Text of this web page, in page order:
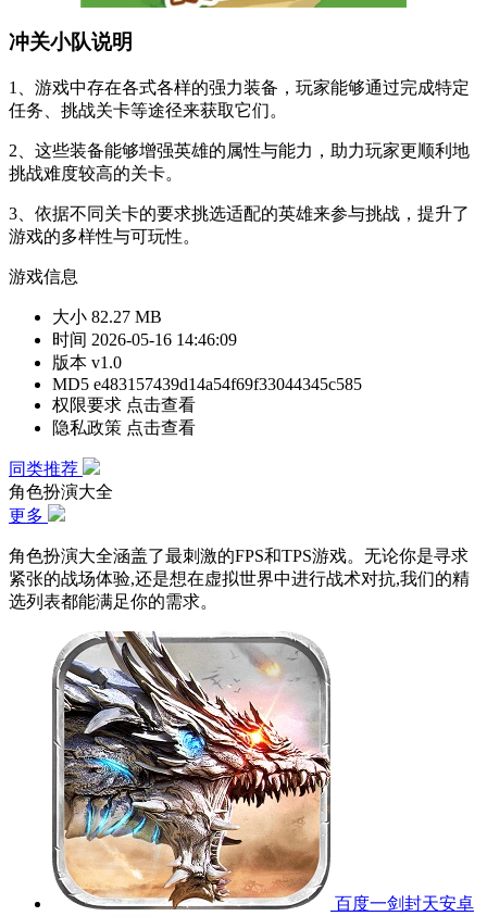
冲关小队说明
1、游戏中存在各式各样的强力装备，玩家能够通过完成特定
任务、挑战关卡等途径来获取它们。
2、这些装备能够增强英雄的属性与能力，助力玩家更顺利地
挑战难度较高的关卡。
3、依据不同关卡的要求挑选适配的英雄来参与挑战，提升了
游戏的多样性与可玩性。
游戏信息
大小 82.27 MB
时间 2026-05-16 14:46:09
版本 v1.0
MD5 e483157439d14a54f69f33044345c585
权限要求 点击查看
隐私政策 点击查看
同类推荐
角色扮演大全
更多
角色扮演大全涵盖了最刺激的FPS和TPS游戏。无论你是寻求
紧张的战场体验,还是想在虚拟世界中进行战术对抗,我们的精
选列表都能满足你的需求。
百度一剑封天安卓